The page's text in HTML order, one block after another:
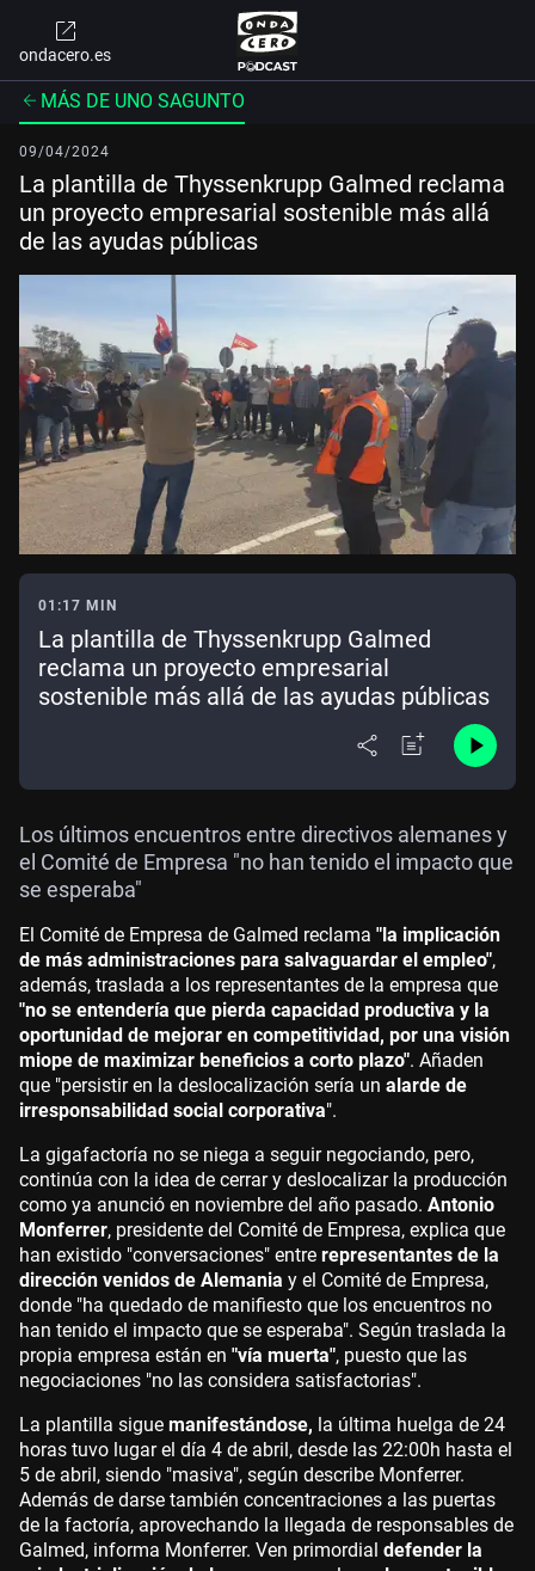
ondacero.es
MÁS DE UNO SAGUNTO
09/04/2024
La plantilla de Thyssenkrupp Galmed reclama
un proyecto empresarial sostenible más allá
de las ayudas públicas
01:17 MIN
La plantilla de Thyssenkrupp Galmed
reclama un proyecto empresarial
sostenible más allá de las ayudas públicas
Los últimos encuentros entre directivos alemanes y
el Comité de Empresa "no han tenido el impacto que
se esperaba"
El Comité de Empresa de Galmed reclama "la implicación
de más administraciones para salvaguardar el empleo",
además, traslada a los representantes de la empresa que
"no se entendería que pierda capacidad productiva y la
oportunidad de mejorar en competitividad, por una visión
miope de maximizar beneficios a corto plazo". Añaden
que "persistir en la deslocalización sería un alarde de
irresponsabilidad social corporativa".
La gigafactoría no se niega a seguir negociando, pero,
continúa con la idea de cerrar y deslocalizar la producción
como ya anunció en noviembre del año pasado. Antonio
Monferrer, presidente del Comité de Empresa, explica que
han existido "conversaciones" entre representantes de la
dirección venidos de Alemania y el Comité de Empresa,
donde "ha quedado de manifiesto que los encuentros no
han tenido el impacto que se esperaba". Según traslada la
propia empresa están en "vía muerta", puesto que las
negociaciones "no las considera satisfactorias".
La plantilla sigue manifestándose, la última huelga de 24
horas tuvo lugar el día 4 de abril, desde las 22:00h hasta el
5 de abril, siendo "masiva", según describe Monferrer.
Además de darse también concentraciones a las puertas
de la factoría, aprovechando la llegada de responsables de
Galmed, informa Monferrer. Ven primordial defender la